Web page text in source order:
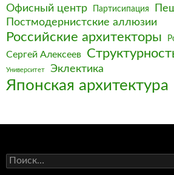
Офисный центр Партисипация
Постмодернистские аллюзии
Российские архитекторы
Сергей Алексеев
Университет Эклектика
Японская архитектура
Найти: